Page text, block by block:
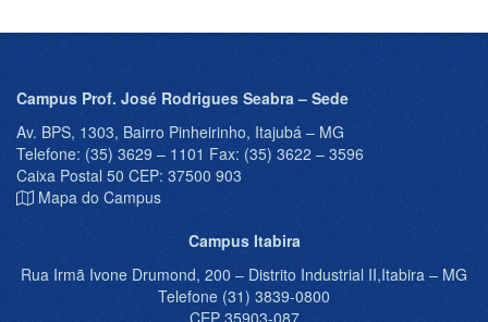
Campus Prof. José Rodrigues Seabra – Sede
Av. BPS, 1303, Bairro Pinheirinho, Itajubá – MG
Telefone: (35) 3629 – 1101 Fax: (35) 3622 – 3596
Caixa Postal 50 CEP: 37500 903
Mapa do Campus
Campus Itabira
Rua Irmã Ivone Drumond, 200 – Distrito Industrial II,Itabira – MG
Telefone (31) 3839-0800
CEP 35903-087